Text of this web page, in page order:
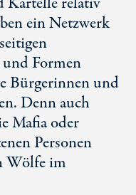
ein Netzwerk
Formen
Bürgerinnen und
Denn auch
Mafia oder
Personen
Wölfe im